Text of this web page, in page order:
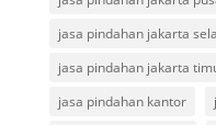
jasa pindahan jakarta
jasa pindahan jakarta
jasa pindahan kantor